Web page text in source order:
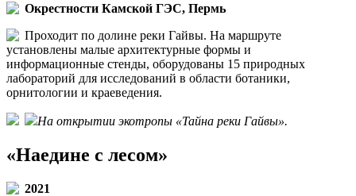
Окрестности Камской ГЭС, Пермь
Проходит по долине реки Гайвы. На маршруте
установлены малые архитектурные формы и
информационные стенды, оборудованы 15 природных
лабораторий для исследований в области ботаники,
орнитологии и краеведения.
На открытии экотропы «Тайна реки Гайвы».
«Наедине с лесом»
2021